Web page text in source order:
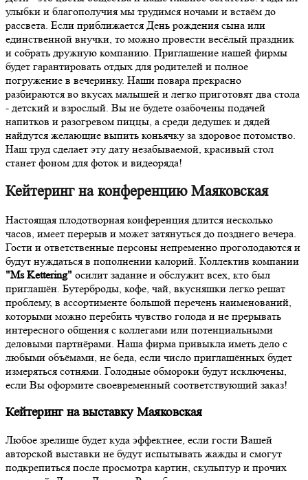
улыбки и благополучия мы трудимся ночами и встаём до
рассвета. Если приближается День рождения сына или
единственной внучки, то можно провести весёлый праздник
и собрать дружную компанию. Приглашение нашей фирмы
будет гарантировать отдых для родителей и полное
погружение в вечеринку. Наши повара прекрасно
разбираются во вкусах малышей и легко приготовят два стола
- детский и взрослый. Вы не будете озабочены подачей
напитков и разогревом пиццы, а среди дедушек и дядей
найдутся желающие выпить коньячку за здоровое потомство.
Наш труд сделает эту дату незабываемой, красивый стол
станет фоном для фоток и видеоряда!
Кейтеринг на конференцию Маяковская
Настоящая плодотворная конференция длится несколько
часов, имеет перерыв и может затянуться до позднего вечера.
Гости и ответственные персоны непременно проголодаются и
будут нуждаться в пополнении калорий. Коллектив компании
"Ms Kettering" осилит задание и обслужит всех, кто был
приглашён. Бутерброды, кофе, чай, вкусняшки легко решат
проблему, в ассортименте большой перечень наименований,
которыми можно перебить чувство голода и не прерывать
интересного общения с коллегами или потенциальными
деловыми партнёрами. Наша фирма привыкла иметь дело с
любыми объёмами, не беда, если число приглашённых будет
измеряться сотнями. Голодные обмороки будут исключены,
если Вы оформите своевременный соответствующий заказ!
Кейтеринг на выставку Маяковская
Любое зрелище будет куда эффектнее, если гости Вашей
авторской выставки не будут испытывать жажды и смогут
подкрепиться после просмотра картин, скульптур и прочих